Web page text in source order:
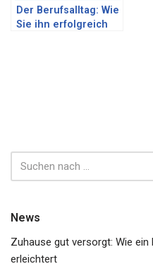
Der Berufsalltag: Wie
Sie ihn erfolgreich
News
Zuhause gut versorgt: Wie
erleichtert